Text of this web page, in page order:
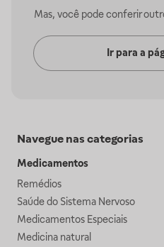
Mas, você pode conferir
Ir para a
Navegue nas categorias
Medicamentos
Remédios
Saúde do Sistema Nervoso
Medicamentos Especiais
Medicina natural